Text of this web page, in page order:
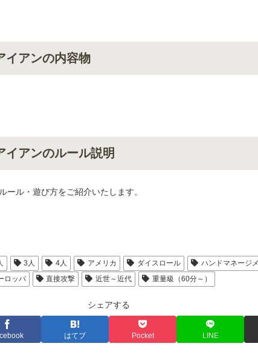
イアンの内容物
イアンのルール説明
ール・遊び方をご紹介いたします。
3人 4人 アメリカ ダイスロール
ハンドマネージ
ロッパ 直接攻撃 近世～近代 重量級（60分～）
シェアする
はてブ Pocket LINE